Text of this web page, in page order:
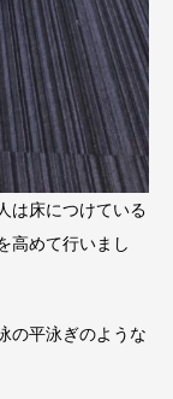
は床につけている
高めて行いまし
の平泳ぎのような